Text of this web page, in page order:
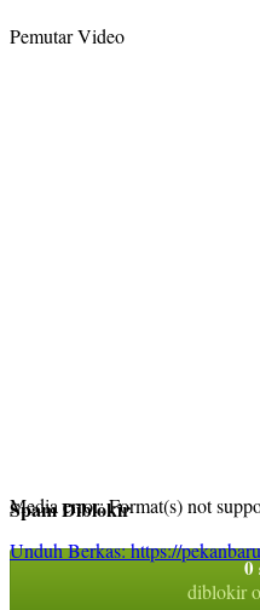
Pemutar Video
Media error: Format(s) not
Unduh Berkas: https://
Spam Diblokir
0
diblokir